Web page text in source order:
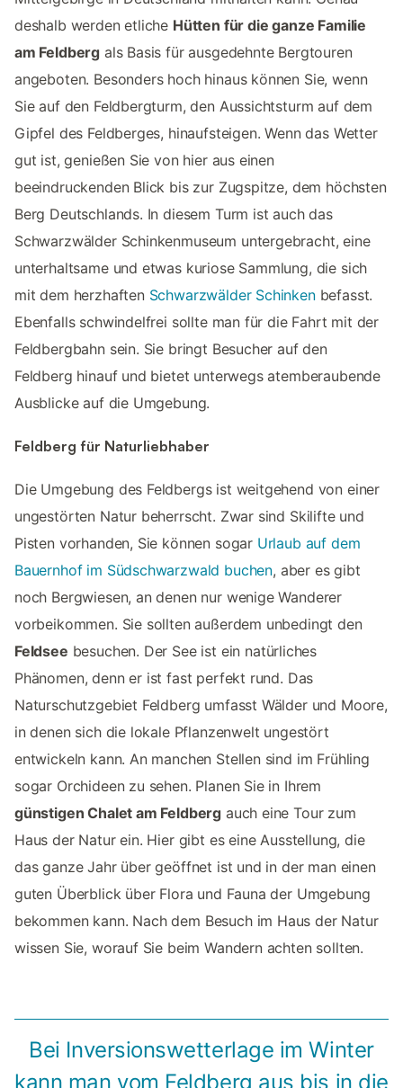
deshalb werden etliche Hütten für die ganze Familie
am Feldberg als Basis für ausgedehnte Bergtouren
angeboten. Besonders hoch hinaus können Sie, wenn
Sie auf den Feldbergturm, den Aussichtsturm auf dem
Gipfel des Feldberges, hinaufsteigen. Wenn das Wetter
gut ist, genießen Sie von hier aus einen
beeindruckenden Blick bis zur Zugspitze, dem höchsten
Berg Deutschlands. In diesem Turm ist auch das
Schwarzwälder Schinkenmuseum untergebracht, eine
unterhaltsame und etwas kuriose Sammlung, die sich
mit dem herzhaften Schwarzwälder Schinkenbefasst.
Ebenfalls schwindelfrei sollte man für die Fahrt mit der
Feldbergbahn sein. Sie bringt Besucher auf den
Feldberg hinauf und bietet unterwegs atemberaubende
Ausblicke auf die Umgebung.
Feldberg für Naturliebhaber
Die Umgebung des Feldbergs ist weitgehend von einer
ungestörten Natur beherrscht. Zwar sind Skilifte und
Pisten vorhanden, Sie können sogar Urlaub auf dem
Bauernhof im Südschwarzwald buchen, aber es gibt
noch Bergwiesen, an denen nur wenige Wanderer
vorbeikommen. Sie sollten außerdem unbedingt den
Feldsee besuchen. Der See ist ein natürliches
Phänomen, denn er ist fast perfekt rund. Das
Naturschutzgebiet Feldberg umfasst Wälder und Moore,
in denen sich die lokale Pflanzenwelt ungestört
entwickeln kann. An manchen Stellen sind im Frühling
sogar Orchideen zu sehen. Planen Sie in Ihrem
günstigen Chalet am Feldberg auch eine Tour zum
Haus der Natur ein. Hier gibt es eine Ausstellung, die
das ganze Jahr über geöffnet ist und in der man einen
guten Überblick über Flora und Fauna der Umgebung
bekommen kann. Nach dem Besuch im Haus der Natur
wissen Sie, worauf Sie beim Wandern achten sollten.
Bei Inversionswetterlage im Winter
kann man vom Feldberg aus bis in die